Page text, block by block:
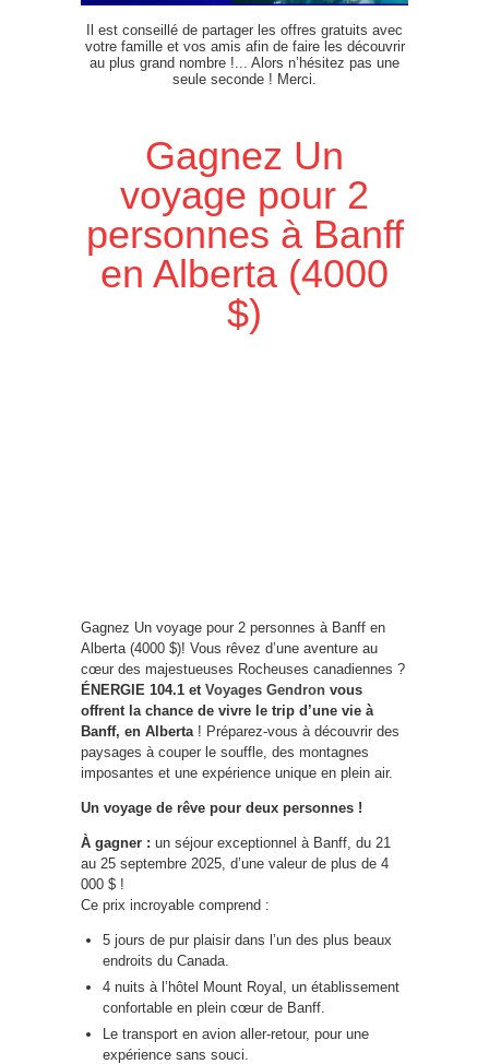
Il est conseillé de partager les offres gratuits avec
votre famille et vos amis afin de faire les découvrir
au plus grand nombre !... Alors n’hésitez pas une
seule seconde ! Merci.
Gagnez Un
voyage pour 2
personnes à Banff
en Alberta (4000
$)
Gagnez Un voyage pour 2 personnes à Banff en
Alberta (4000 $)! Vous rêvez d’une aventure au
cœur des majestueuses Rocheuses canadiennes ?
ÉNERGIE 104.1 et Voyages Gendron vous
offrent la chance de vivre le trip d’une vie à
Banff, en Alberta ! Préparez-vous à découvrir des
paysages à couper le souffle, des montagnes
imposantes et une expérience unique en plein air.
Un voyage de rêve pour deux personnes !
À gagner : un séjour exceptionnel à Banff, du 21
au 25 septembre 2025, d’une valeur de plus de 4
000 $ !
Ce prix incroyable comprend :
5 jours de pur plaisir dans l’un des plus beaux
endroits du Canada.
4 nuits à l’hôtel Mount Royal, un établissement
confortable en plein cœur de Banff.
Le transport en avion aller-retour, pour une
expérience sans souci.